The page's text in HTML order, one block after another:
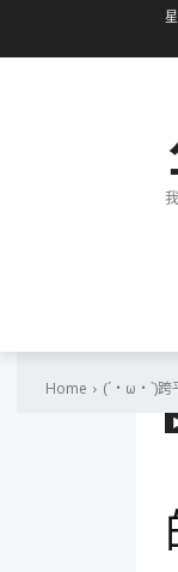
Home (´・ω・`)